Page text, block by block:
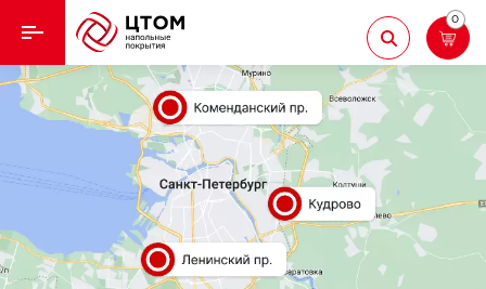
Назад
Кварцвиниловая плитка
Назад
Aberhof
Adelar
Alfa
AllureFloor
Ламинат
Ковролин
Линолеум
0